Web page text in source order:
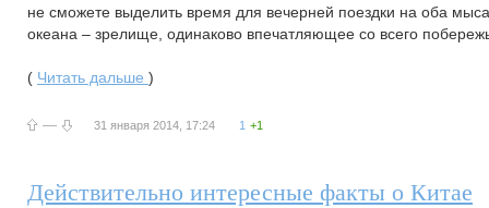
не сможете выделить время для вечерней поездки на оба
океана – зрелище, одинаково впечатляющее со всего
( Читать дальше )
— 31 января 2014, 17:24 1 +1
Действительно интересные факты о Китае